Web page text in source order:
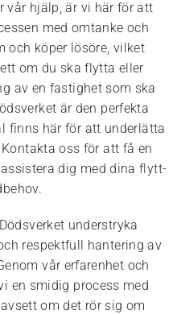
vår hjälp, är vi här för att
med omtanke och
och köper lösöre, vilket
om du ska flytta eller
av en fastighet som ska
är den perfekta
finns här för att underlätta
oss för att få en
dig med dina flytt-
understryka
respektfull hantering av
vår erfarenhet och
en smidig process med
om det rör sig om